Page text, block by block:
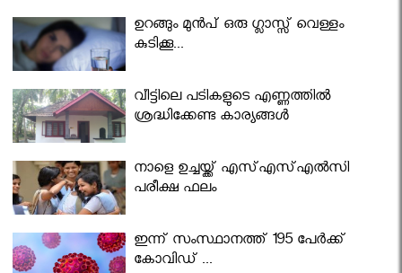
ഉറങ്ങും മുന്‍പ് ഒരു ഗ്ലാസ്സ് വെള്ളം
കുടിക്കൂ...
വീട്ടിലെ പടികളുടെ എണ്ണത്തിൽ
ശ്രദ്ധിക്കേണ്ട കാര്യങ്ങൾ
നാളെ ഉച്ചയ്ക്ക് എസ്എസ്എല്‍സി
പരീക്ഷ ഫലം
ഇന്ന് സംസ്ഥാനത്ത് 195 പേര്‍ക്ക്
കോവിഡ് ...